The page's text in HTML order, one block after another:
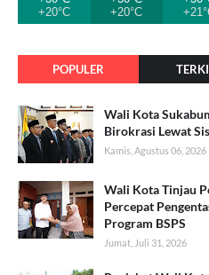
+20°C
+20°C
POPULER
Wali Kota
Birokrasi Lewat
Kamis, Agustus 06, 2026
Wali Kota Tinjau
Percepat
Program BSPS
Jumat, Juli 31, 2026